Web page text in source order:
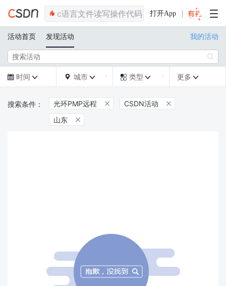
打开App
活动首页 发现活动 我的活动

 时间   城市   类型  更多 
光环PMP远程  CSDN活动 
山东 